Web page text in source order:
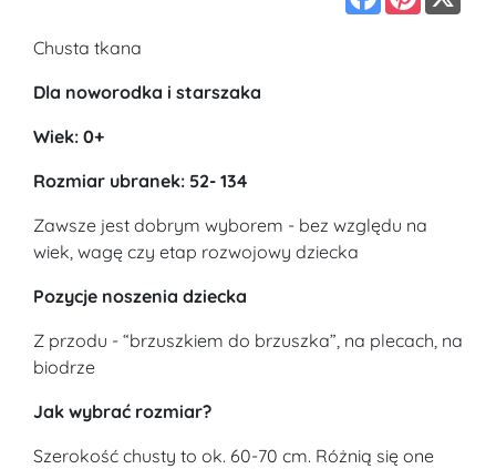
Chusta tkana
Dla noworodka i starszaka
Wiek: 0+
Rozmiar ubranek: 52- 134
Zawsze jest dobrym wyborem - bez względu na
wiek, wagę czy etap rozwojowy dziecka
Pozycje noszenia dziecka
Z przodu - “brzuszkiem do brzuszka”, na plecach, na
biodrze
Jak wybrać rozmiar?
Szerokość chusty to ok. 60-70 cm. Różnią się one